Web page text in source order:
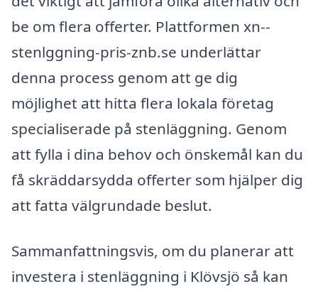
be om flera offerter. Plattformen xn--
stenlggning-pris-znb.se underlättar
denna process genom att ge dig
möjlighet att hitta flera lokala företag
specialiserade på stenläggning. Genom
att fylla i dina behov och önskemål kan du
få skräddarsydda offerter som hjälper dig
att fatta välgrundade beslut.
Sammanfattningsvis, om du planerar att
investera i stenläggning i Klövsjö så kan